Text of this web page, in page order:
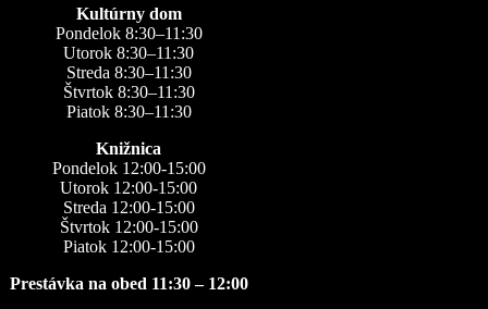
Kultúrny dom
Pondelok 8:30–11:30
Utorok 8:30–11:30
Streda 8:30–11:30
Štvrtok 8:30–11:30
Piatok 8:30–11:30
Knižnica
Pondelok 12:00-15:00
Utorok 12:00-15:00
Streda 12:00-15:00
Štvrtok 12:00-15:00
Piatok 12:00-15:00
Prestávka na obed 11:30 – 12:00